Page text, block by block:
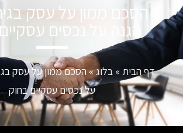
הסכם ממון על עסק
הגנה על נכסים
דף הבית » בלוג»הסכם ממון על עסק
על נכסים עסקיים בחוק